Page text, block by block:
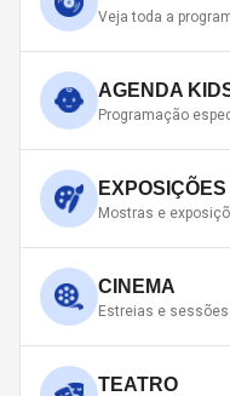
Veja toda a
AGENDA
Programação
EXPOSIÇÕES
Mostras e
CINEMA
Estreias e
TEATRO